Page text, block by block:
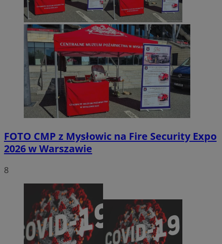
FOTO CMP z Mysłowic na Fire Security Expo
2026 w Warszawie
8